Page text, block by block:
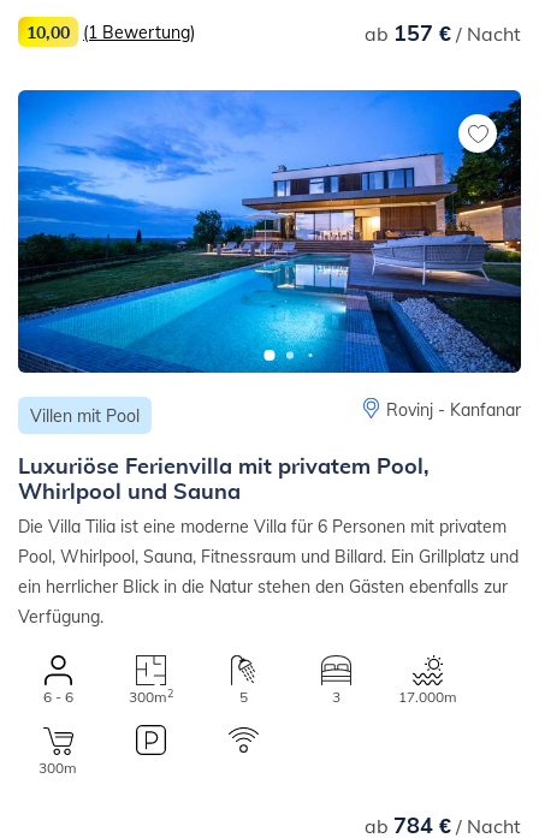
ab 157 €/ Nacht
10,00 (1 Bewertung)
Villen mit Pool Rovinj - Kanfanar
Luxuriöse Ferienvilla mit privatem Pool,
Whirlpool und Sauna
Die Villa Tilia ist eine moderne Villa für 6 Personen mit privatem
Pool, Whirlpool, Sauna, Fitnessraum und Billard. Ein Grillplatz und
ein herrlicher Blick in die Natur stehen den Gästen ebenfalls zur
Verfügung.
6 - 6 300m2 5 3 17.000m
300m
ab 784 €/ Nacht